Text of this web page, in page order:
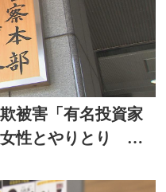
被害「有名投資家
女性とやりとり 大